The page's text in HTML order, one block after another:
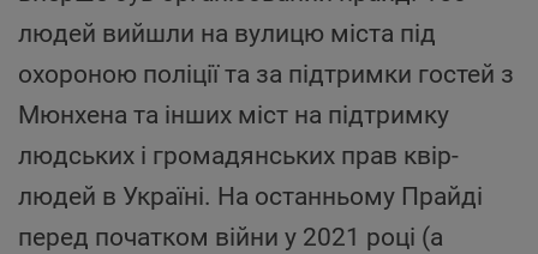
людей вийшли на вулицю міста під
охороною поліції та за підтримки гостей з
Мюнхена та інших міст на підтримку
людських і громадянських прав квір-
людей в Україні. На останньому Прайді
перед початком війни у 2021 році (а